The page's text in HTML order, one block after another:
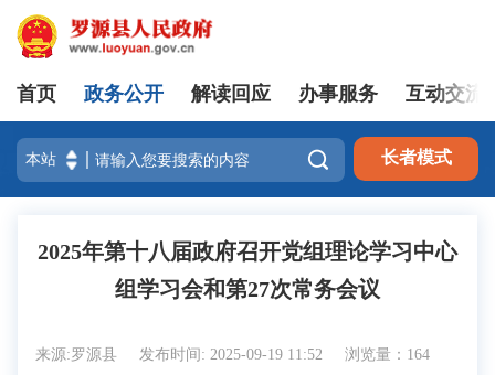
登录
首页 政务公开 解读回应 办事服务 互动交流
 长者模式
2025年第十八届政府召开党组理论学习中心
组学习会和第27次常务会议
来源:罗源县 发布时间: 2025-09-19 11:52 浏览量：164